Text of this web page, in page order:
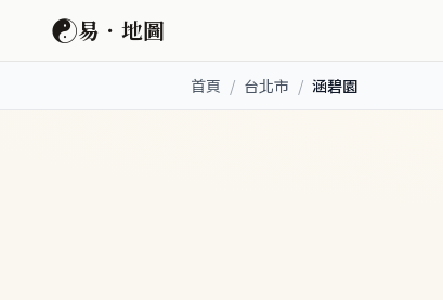
☯易．地圖
首頁 / 台北市 / 涵碧園